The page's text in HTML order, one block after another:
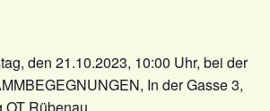
den 21.10.2023, 10:00 Uhr, bei der
In der Gasse 3,